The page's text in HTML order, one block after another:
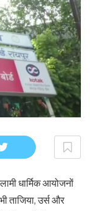
धार्मिक आयोजनों
ताजिया, उर्स और